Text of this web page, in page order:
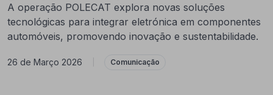
A operação POLECAT explora novas soluções
tecnológicas para integrar eletrónica em componentes
automóveis, promovendo inovação e sustentabilidade.
26 de Março 2026 Comunicação